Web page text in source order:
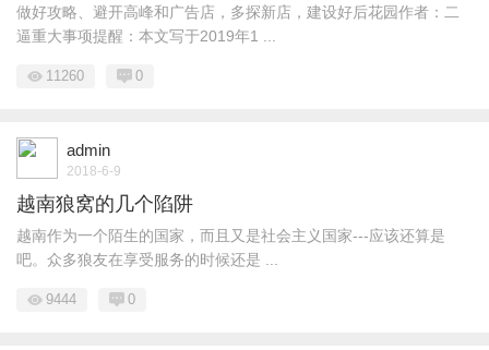
做好攻略、避开高峰和广告店，多探新店，建设好后花园作者：二
逼重大事项提醒：本文写于2019年1 ...
11260 0
admin
2018-6-9
越南狼窝的几个陷阱
越南作为一个陌生的国家，而且又是社会主义国家---应该还算是
吧。众多狼友在享受服务的时候还是 ...
9444 0